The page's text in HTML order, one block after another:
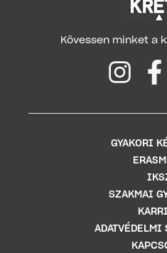
Kövessen minket a
GYAKORI
SZAKMAI
ADATVÉDELMI